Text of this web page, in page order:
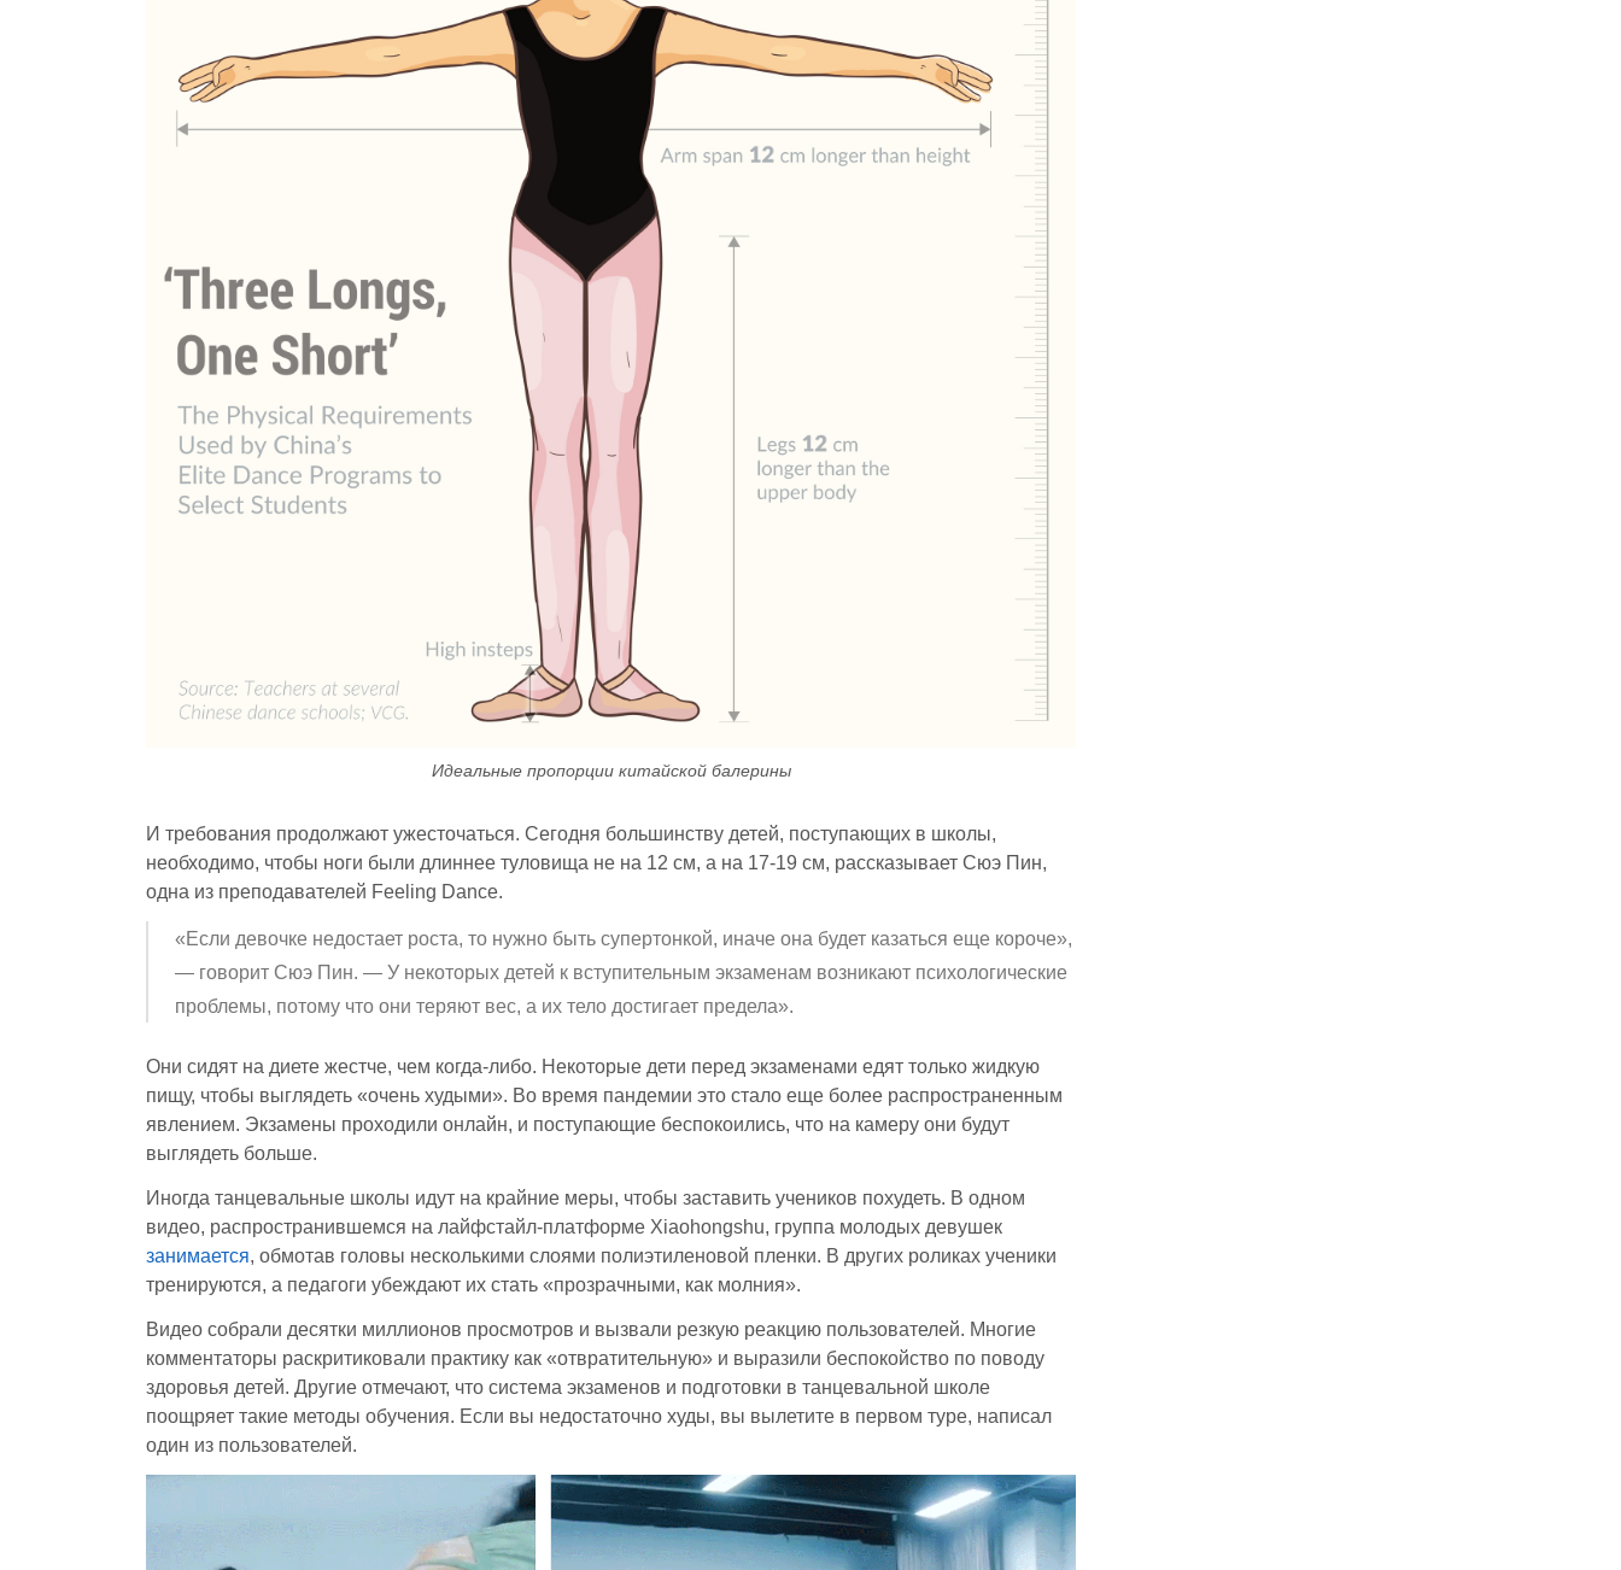
Идеальные пропорции китайской балерины
И требования продолжают ужесточаться. Сегодня большинству детей, поступающих в школы,
необходимо, чтобы ноги были длиннее туловища не на 12 см, а на 17-19 см, рассказывает Сюэ Пин,
одна из преподавателей Feeling Dance.
«Если девочке недостает роста, то нужно быть супертонкой, иначе она будет казаться еще короче»,
— говорит Сюэ Пин. — У некоторых детей к вступительным экзаменам возникают психологические
проблемы, потому что они теряют вес, а их тело достигает предела».
Они сидят на диете жестче, чем когда-либо. Некоторые дети перед экзаменами едят только жидкую
пищу, чтобы выглядеть «очень худыми». Во время пандемии это стало еще более распространенным
явлением. Экзамены проходили онлайн, и поступающие беспокоились, что на камеру они будут
выглядеть больше.
Иногда танцевальные школы идут на крайние меры, чтобы заставить учеников похудеть. В одном
видео, распространившемся на лайфстайл-платформе Xiaohongshu, группа молодых девушек
занимается, обмотав головы несколькими слоями полиэтиленовой пленки. В других роликах ученики
тренируются, а педагоги убеждают их стать «прозрачными, как молния».
Видео собрали десятки миллионов просмотров и вызвали резкую реакцию пользователей. Многие
комментаторы раскритиковали практику как «отвратительную» и выразили беспокойство по поводу
здоровья детей. Другие отмечают, что система экзаменов и подготовки в танцевальной школе
поощряет такие методы обучения. Если вы недостаточно худы, вы вылетите в первом туре, написал
один из пользователей.